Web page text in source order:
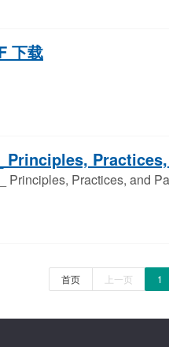
下载
Principles, Practices, and
首页 上一页 1